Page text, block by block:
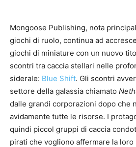
Mongoose Publishing, nota
giochi di ruolo, continua ad
giochi di miniature con un nuovo
scontri tra caccia stellari nelle
siderale: Blue Shift. Gli scontri
settore della galassia chiamato
dalle grandi corporazioni dopo che
avidamente tutte le risorse. I
quindi piccol gruppi di caccia
pirati che vogliono affermare la